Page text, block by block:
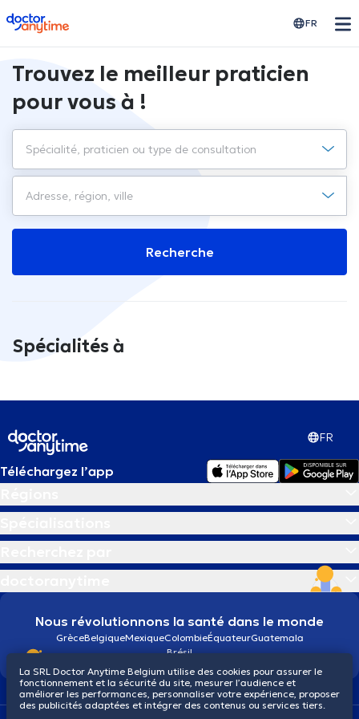
doctoranytime FR
Trouvez le meilleur praticien
pour vous à !
Recherche
Spécialités à
FR
Téléchargez l’app
Nous révolutionnons la santé dans le monde
GrèceBelgiqueMexiqueColombieÉquateurGuatemala
Brésil
La SRL Doctor Anytime Belgium utilise des cookies pour assurer le
fonctionnement et la sécurité du site, mesurer l’audience et
améliorer les performances, personnaliser votre expérience, proposer
des publicités adaptées et intégrer des contenus ou services tiers.